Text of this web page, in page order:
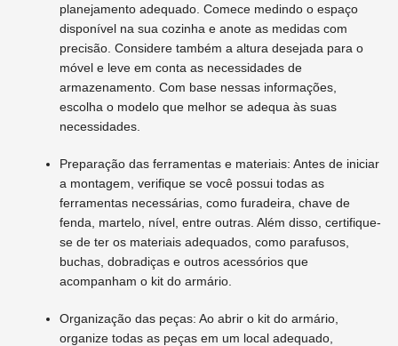
planejamento adequado. Comece medindo o espaço
disponível na sua cozinha e anote as medidas com
precisão. Considere também a altura desejada para o
móvel e leve em conta as necessidades de
armazenamento. Com base nessas informações,
escolha o modelo que melhor se adequa às suas
necessidades.
Preparação das ferramentas e materiais: Antes de iniciar
a montagem, verifique se você possui todas as
ferramentas necessárias, como furadeira, chave de
fenda, martelo, nível, entre outras. Além disso, certifique-
se de ter os materiais adequados, como parafusos,
buchas, dobradiças e outros acessórios que
acompanham o kit do armário.
Organização das peças: Ao abrir o kit do armário,
organize todas as peças em um local adequado,